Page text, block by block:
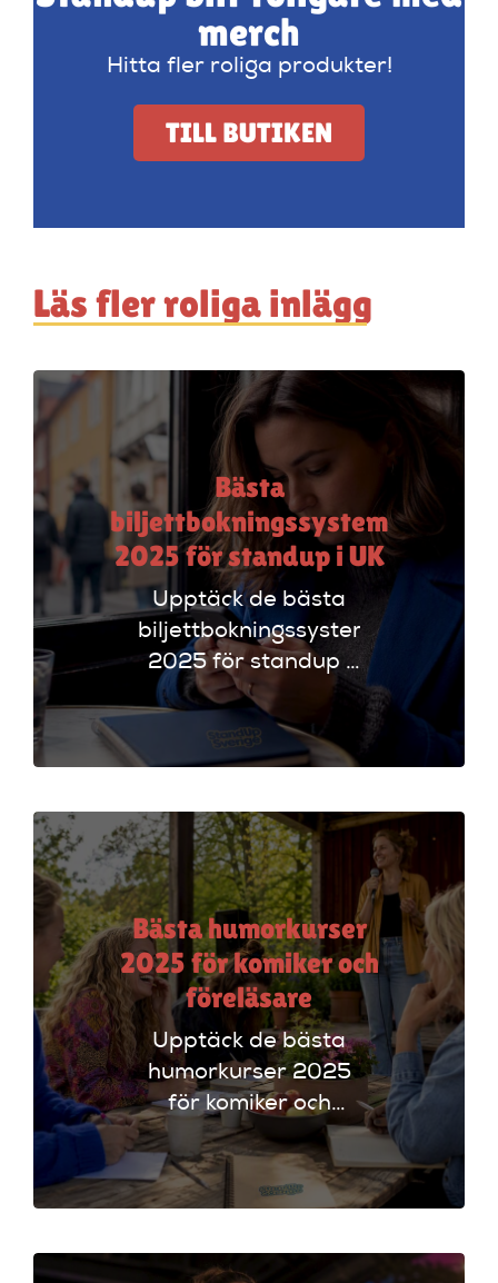
merch
Hitta fler roliga produkter!
TILL BUTIKEN
Läs fler roliga inlägg
Bästa
biljettbokningssystem
2025 för standup i UK
Upptäck de bästa
biljettbokningssystem
2025 för standup i
UK. Jämför
plattformar som
Ticketmaster och
rätt alternativ!
Bästa humorkurser
2025 för komiker och
föreläsare
Upptäck de bästa
humorkurser 2025
för komiker och
föreläsare. Lär dig
tekniker och få
scenerfarenhet med